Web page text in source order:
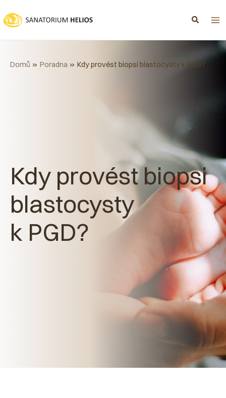
na
obsah
Kdy provést biopsi
blastocysty
k PGD?
Domů Poradna Kdy provést biopsi blastocysty k PGD?